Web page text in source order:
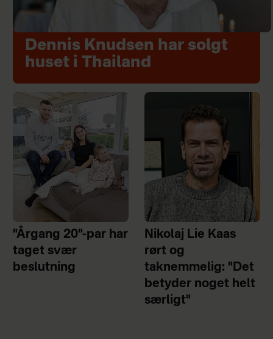
Dennis Knudsen har solgt
huset i Thailand
"Årgang 20"-par har
taget svær
beslutning
Nikolaj Lie Kaas
rørt og
taknemmelig: "Det
betyder noget helt
særligt"